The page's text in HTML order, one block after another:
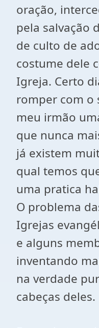
oração,
pela salvação
de culto de
costume dele
Igreja. Certo
romper com o
meu irmão
que nunca
já existem
qual temos
uma pratica
O problema
Igrejas
e alguns
inventando
na verdade
cabeças deles.